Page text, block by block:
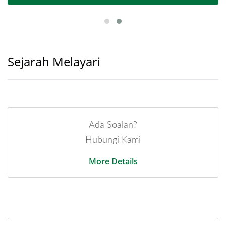
Sejarah Melayari
Ada Soalan?
Hubungi Kami
More Details